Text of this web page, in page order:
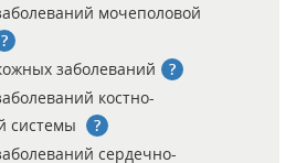
мочеполовой
заболеваний
костно-
системы
сердечно-